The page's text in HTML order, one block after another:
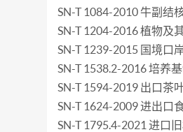
SN-T 1084-2010 牛副结
SN-T 1204-2016 植物及
SN-T 1239-2015 国境口
SN-T 1538.2-2016 培养
SN-T 1594-2019 出口茶
SN-T 1624-2009 进出口
SN-T 1795.4-2021 进口